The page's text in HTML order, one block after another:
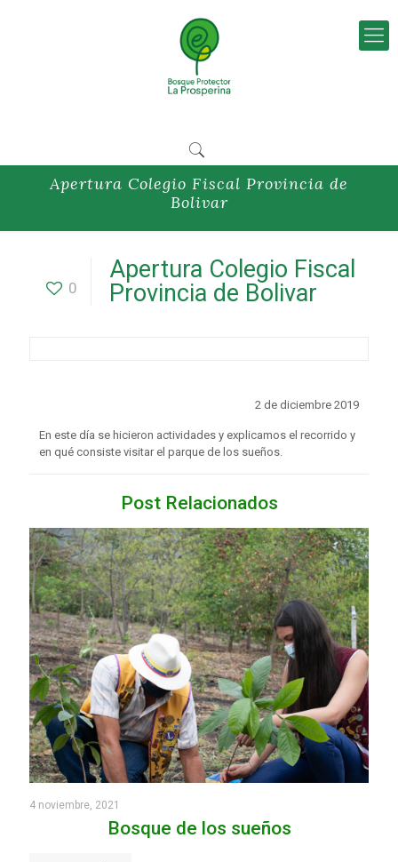
Apertura Colegio Fiscal Provincia de
Bolivar
0
Apertura Colegio Fiscal
Provincia de Bolivar
2 de diciembre 2019
En este día se hicieron actividades y explicamos el recorrido y
en qué consiste visitar el parque de los sueños.
Post Relacionados
4 noviembre, 2021
Bosque de los sueños